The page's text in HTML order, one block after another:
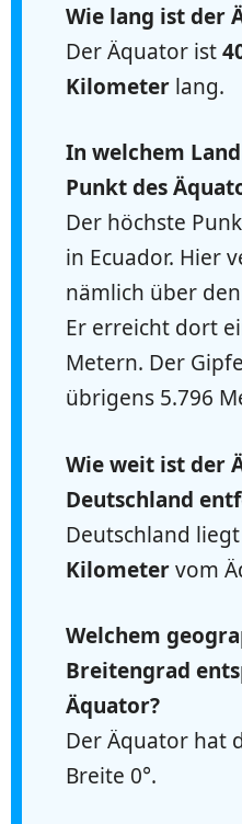
Wie lang ist der
Der Äquator ist
Kilometer lang.
In welchem
Punkt des
Der höchste
in Ecuador. Hier
nämlich über
Er erreicht dort
Metern. Der
übrigens 5.796
Wie weit ist der
Deutschland
Deutschland liegt
Kilometervom
Welchem
Breitengrad
Äquator?
Der Äquator hat
Breite 0°.